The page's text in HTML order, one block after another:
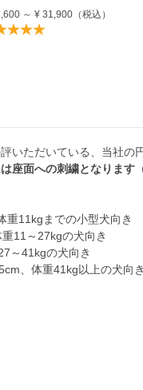
～¥ 31,900 （税込）
いただいている、当社の
座面への刺繍となります
重11kgまでの小型犬向き
11～27kgの犬向き
～41kgの犬向き
、体重41kg以上の犬向き